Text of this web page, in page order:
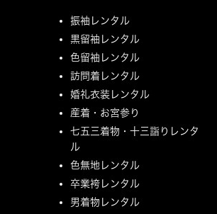
振袖レンタル
黒留袖レンタル
色留袖レンタル
訪問着レンタル
婚礼衣装レンタル
産着・お宮参り
七五三着物・十三詣りレンタ
ル
色無地レンタル
卒業袴レンタル
男着物レンタル